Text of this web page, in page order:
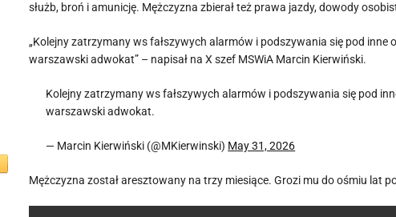
służb, broń i amunicję. Mężczyzna zbierał też prawa jazdy, dowody
„Kolejny zatrzymany ws fałszywych alarmów i podszywania się pod
warszawski adwokat” – napisał na X szef MSWiA Marcin Kierwiński.
Kolejny zatrzymany ws fałszywych alarmów i podszywania się pod
warszawski adwokat.
— Marcin Kierwiński (@MKierwinski) May 31, 2026
Mężczyzna został aresztowany na trzy miesiące. Grozi mu do ośmiu lat